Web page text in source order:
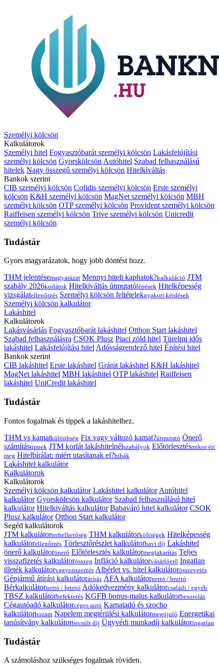
Személyi kölcsön
Kalkulátorok
Személyi hitel Fogyasztóbarát személyi kölcsön Lakásfelújítási
személyi kölcsön Gyorskölcsön Autóhitel Szabad felhasználású
hitelek Nagy összegű személyi kölcsön Hitelkiváltás
Bankok szerint
CIB személyi kölcsön Cofidis személyi kölcsön Erste személyi
kölcsön K&H személyi kölcsön MagNet személyi kölcsön MBH
személyi kölcsön OTP személyi kölcsön Provident személyi kölcsön
Raiffeisen személyi kölcsön Trive személyi kölcsön Unicredit
személyi kölcsön
Tudástár
Gyors magyarázatok, hogy jobb döntést hozz.
THM jelentésemagyarázat Mennyi hitelt kaphatok?kalkuláció JTM
szabály 2026korlátok Hitelkiváltás útmutatólépések Hitelképesség
vizsgálatellenőrzés Személyi kölcsön feltételekgyakori kérdések
Személyi kölcsön kalkulátor
Lakáshitel
Kalkulátorok
Lakásvásárlás Fogyasztóbarát lakáshitel Otthon Start lakáshitel
Szabad felhasználásra CSOK Plusz Piaci zöld hitel Türelmi idős
lakáshitel Lakásfelújítási hitelAdósságrendező hitel Építési hitel
Bankok szerint
CIB lakáshitel Erste lakáshitel Gránit lakáshitel K&H lakáshitel
MagNet lakáshitel MBH lakáshitel OTP lakáshitel Raiffeisen
lakáshitel UniCredit lakáshitel
Tudástár
Fontos fogalmak és tippek a lakáshitelhez.
THM vs kamatkülönbség Fix vagy változó kamat?útmutató Önerő
számítástippek JTM korlát lakáshitelnélszabályok Előtörlesztésmikor éri
meg Hitelbírálat: miért utasítanak el?hibák
Lakáshitel kalkulátor
Kalkulátorok
Kalkulátorok
Személyi kölcsön kalkulátor Lakáshitel kalkulátor Autóhitel
kalkulátor Gyorskölcsön kalkulátor Szabad felhasználású hitel
kalkulátor Hitelkiváltás kalkulátor Babaváró hitel kalkulátor CSOK
Plusz kalkulátor Otthon Start kalkulátor
Segéd kalkulátorok
JTM kalkulátorterhelhetőség THM kalkulátorköltségek Hitelképesség
kalkulátorellenőrzés Törlesztőrészlet kalkulátorhavi díj Lakáshitel
önerő kalkulátorönerő Előtörlesztés kalkulátormegtakarítás Teljes
visszafizetés kalkulátorösszeg Infláció kalkulátorvásárlóerő Ingatlan
illeték kalkulátorvagyonszerzés Albérlet vs. hitel kalkulátorösszevetés
Gépjármű átírási kalkulátorátírás ÁFA kalkulátornettó / bruttó
Bérkalkulátornettó / bruttó Adókedvezmény kalkulátorcsaládi / egyéb
TBSZ kalkulátorbefektetés KGFB bonus-malus kalkulátorbesorolás
Cégautóadó kalkulátorcéges autó Kamatadó és szocho
kalkulátorhozam Napelem megtérülési kalkulátormegújuló Energetikai
tanúsítvány kalkulátorbecsült díj Ügyvédi munkadíj kalkulátoringatlan
Tudástár
A számoláshoz szükséges fogalmak röviden.